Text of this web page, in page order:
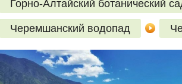
Горно-Алтайский ботанический
Черемшанский водопад